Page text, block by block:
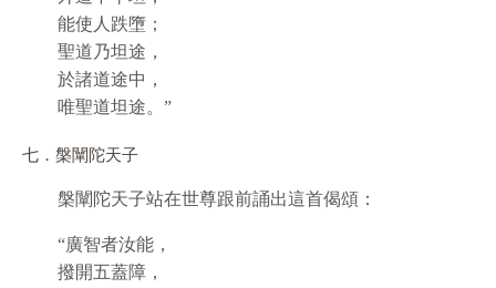
能使人跌墮；
聖道乃坦途，
於諸道途中，
唯聖道坦途。”
七．槃闡陀天子
槃闡陀天子站在世尊跟前誦出這首偈頌：
“廣智者汝能，
撥開五蓋障，